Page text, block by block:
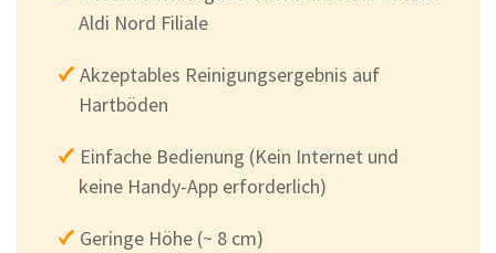
Aldi Nord Filiale
Akzeptables Reinigungsergebnis auf
Hartböden
Einfache Bedienung (Kein Internet und
keine Handy-App erforderlich)
Geringe Höhe (~ 8 cm)